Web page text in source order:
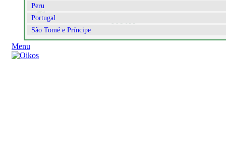
Menu
Peru
Portugal
São Tomé e Príncipe